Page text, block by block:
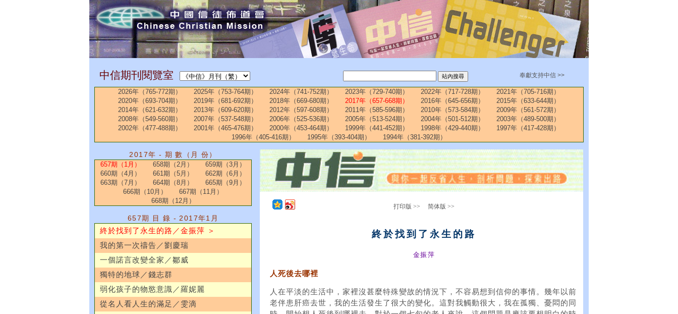
中信期刊閱覽室 奉獻支持中信 >>
2026年（765-772期） 2025年（753-764期） 2024年（741-752期） 2023年（729-740期） 2022年（717-728期）
2021年（705-716期）
2020年（693-704期）
2019年（681-692期） 2018年（669-680期） 2017年（657-668期） 2016年（645-656期）
2015年（633-644期）
2014年（621-632期）
2013年（609-620期） 2012年（597-608期） 2011年（585-596期） 2010年（573-584期）
2009年（561-572期）
2008年（549-560期）
2007年（537-548期） 2006年（525-536期） 2005年（513-524期） 2004年（501-512期）
2003年（489-500期）
2002年（477-488期）
2001年（465-476期） 2000年（453-464期） 1999年（441-452期） 1998年（429-440期）
1997年（417-428期）
1996年（405-416期）
1995年（393-404期） 1994年（381-392期）
2017年 - 期 數（月 份）
657期（1月） 658期（2月）
659期（3月）
660期（4月）
661期（5月）
662期（6月）
663期（7月）
664期（8月）
665期（9月）
666期（10月）
667期（11月）
668期（12月）
657期 目 錄 - 2017年1月
終於找到了永生的路／金振萍 ＞
我的第一次禱告／劉慶瑞
一個諾言改變全家／鄒威
獨特的地球／錢志群
弱化孩子的物慾意識／羅妮麗
從名人看人生的滿足／雯滴
打印版 >> 简体版 >>
終於找到了永生的路
金振萍
人死後去哪裡
人在平淡的生活中，家裡沒甚麼特殊變故的情況下，不容易想到信仰的事情。幾年以前
老伴患肝癌去世，我的生活發生了很大的變化。這對我觸動很大，我在孤獨、憂悶的同